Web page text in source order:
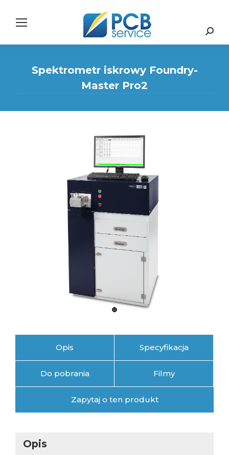
Search:
Spektrometr iskrowy Foundry-
Master Pro2
Opis Specyfikacja
Do pobrania Filmy
Zapytaj o ten produkt
Opis